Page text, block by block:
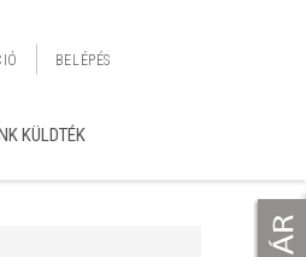
BELÉPÉS
KÜLDTÉK